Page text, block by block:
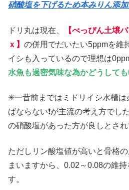
硝酸塩を下げるため本みりん添
ドリ丸は現在、
【べっぴん土壌
ｘ】 の併用でだいたい5ppmを維
イシも入っているので理想は
水魚も過密気味な為かどうして
✳一昔前まではミドリイシ水槽
ばならない❗が主流の考え方でし
の硝酸塩があった方が良しとされ
ただしリン酸塩値が高いと骨格
まいますから、0.02～0.08の維
す。